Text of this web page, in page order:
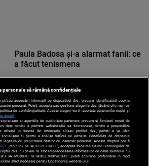
Paula Badosa și-a alarmat fanii: ce
a făcut tenismena
personale să rămână confidențiale
și/sau accesăm informații pe dispozitivul dvs., precum identificatorii cookie
personal. Puteți accepta sau gestiona alegerile dvs. făcând clic mai jos
de confidențialitate. Aceste alegeri vor fi raportate partenerilor noștri și
detalii
si agentiile de publicitate partenere, precum si furnizorii nostri de
date pentru a permite website-ului sa functioneze, pentru a personaliza
afisate in functie de interesele si/sau profilul dvs., pentru a va oferi
si pentru a analiza traficul pe website. Beneficiati de drepturile
legatura cu prelucrarea datelor cu caracter personal. Aceste drepturi pot fi
aici . Prin click pe “ACCEPT TOATE”, acceptati folosirea tuturor Tehnologiilor de
dvs. cu privire la stocarea/accesarea informatiilor de catre Vendor-ii cu
SA MODIFIC SETARILE INDIVIDUAL” puteti schimba preferintele in mod
strict necesare pentru functionarea website-ului.